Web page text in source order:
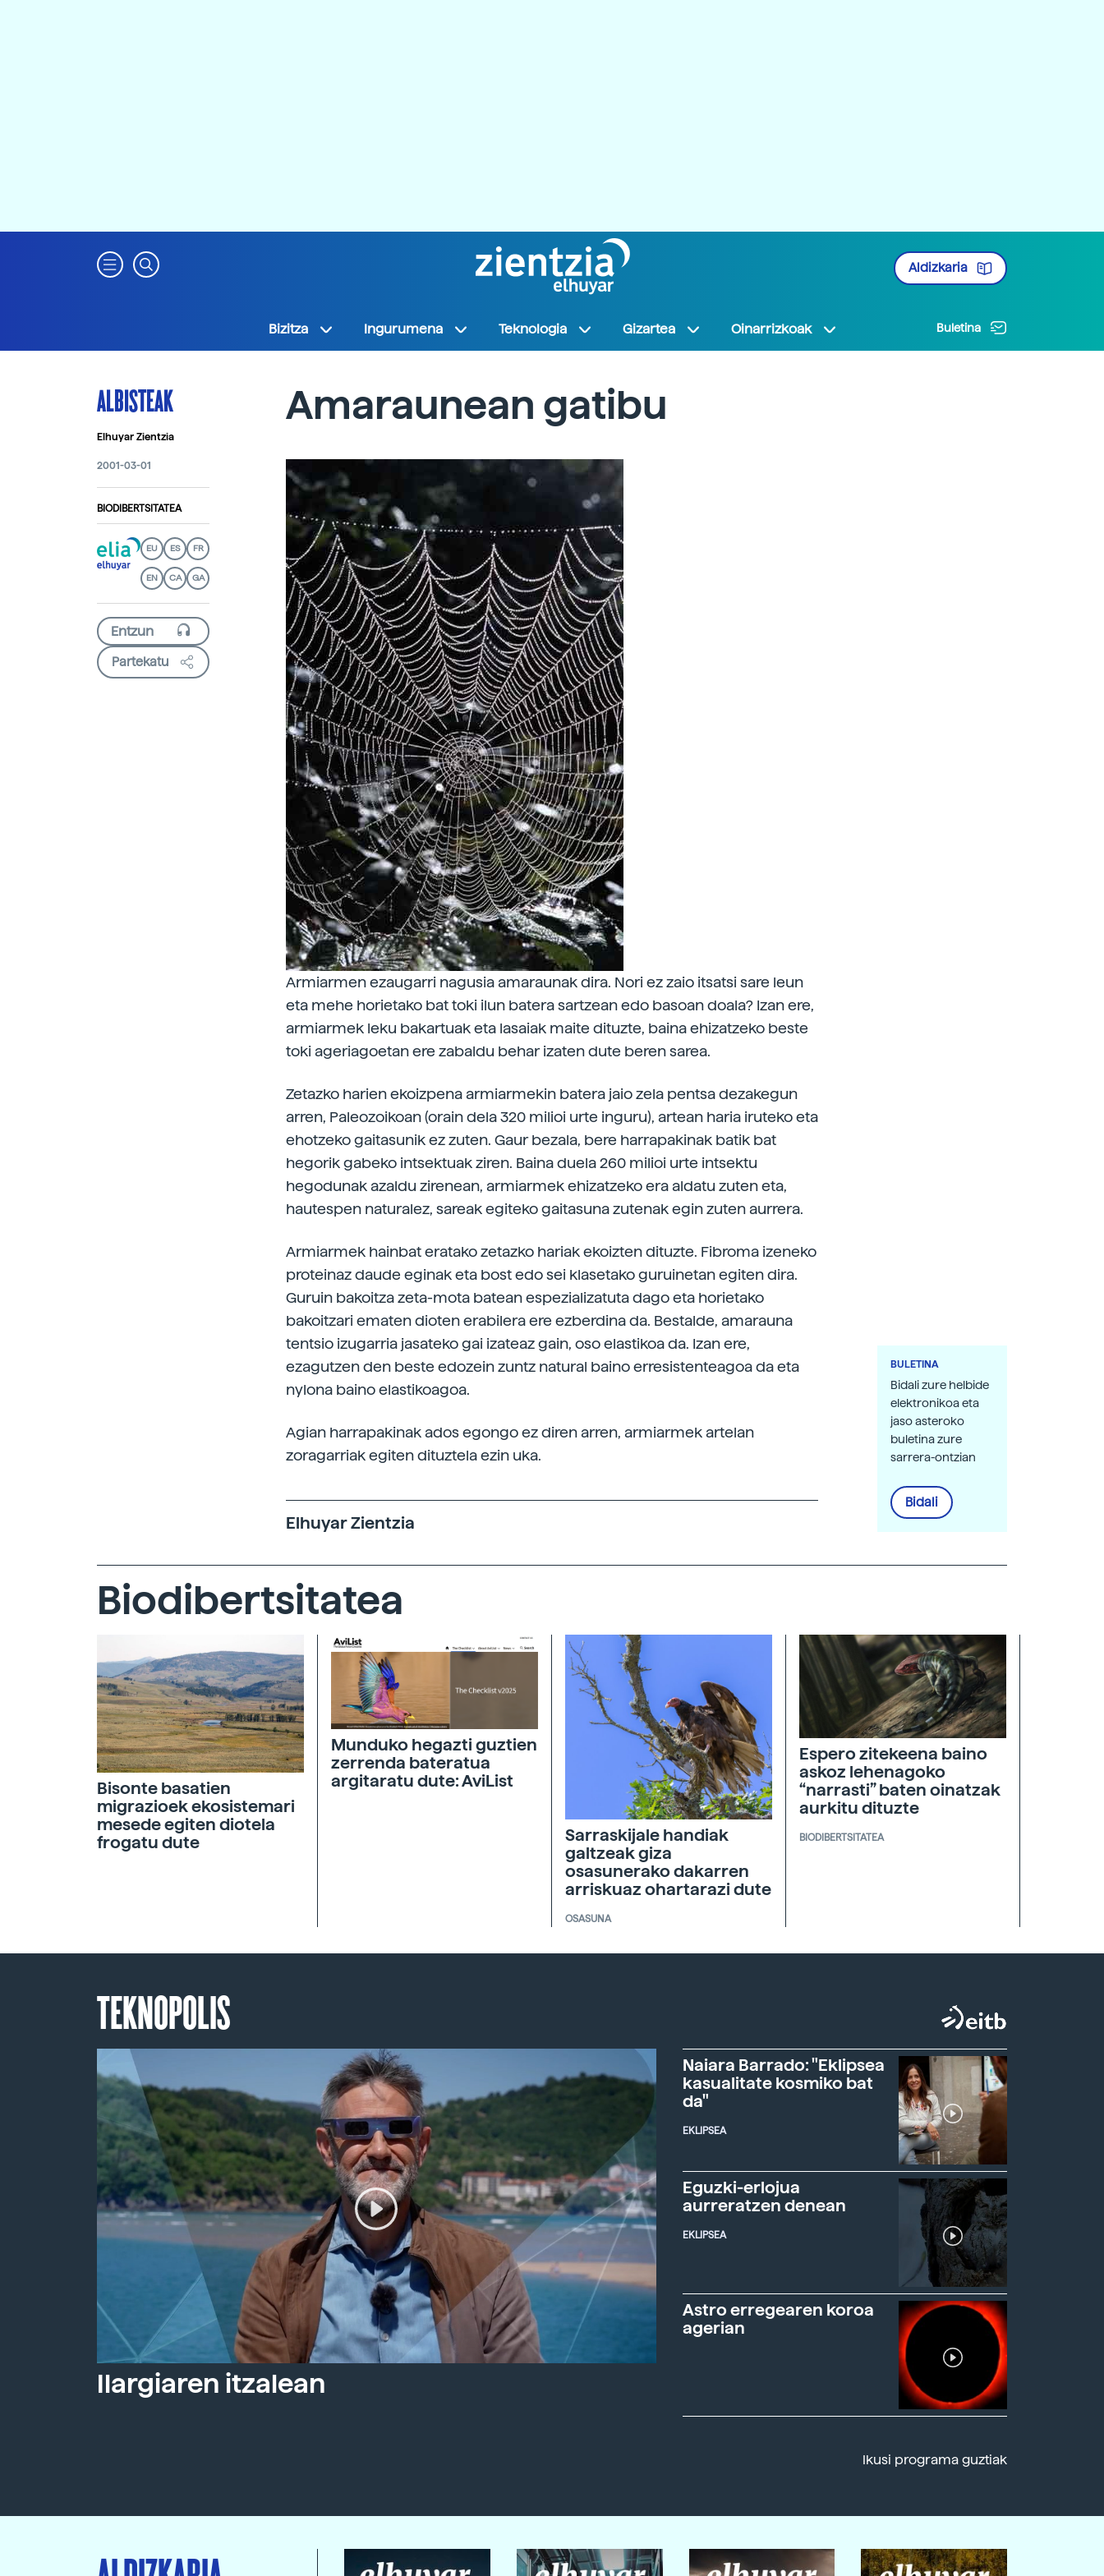
Aldizkaria
Bizitza Ingurumena Teknologia Gizartea Oinarrizkoak Buletina
ALBISTEAK
Elhuyar Zientzia
2001-03-01
BIODIBERTSITATEA
EU ES FR
EN CA GA
Partekatu
Amaraunean gatibu
Armiarmen ezaugarri nagusia amaraunak dira. Nori ez zaio itsatsi sare leun
eta mehe horietako bat toki ilun batera sartzean edo basoan doala? Izan ere,
armiarmek leku bakartuak eta lasaiak maite dituzte, baina ehizatzeko beste
toki ageriagoetan ere zabaldu behar izaten dute beren sarea.
Zetazko harien ekoizpena armiarmekin batera jaio zela pentsa dezakegun
arren, Paleozoikoan (orain dela 320 milioi urte inguru), artean haria iruteko eta
ehotzeko gaitasunik ez zuten. Gaur bezala, bere harrapakinak batik bat
hegorik gabeko intsektuak ziren. Baina duela 260 milioi urte intsektu
hegodunak azaldu zirenean, armiarmek ehizatzeko era aldatu zuten eta,
hautespen naturalez, sareak egiteko gaitasuna zutenak egin zuten aurrera.
Armiarmek hainbat eratako zetazko hariak ekoizten dituzte. Fibroma izeneko
proteinaz daude eginak eta bost edo sei klasetako guruinetan egiten dira.
Guruin bakoitza zeta-mota batean espezializatuta dago eta horietako
bakoitzari ematen dioten erabilera ere ezberdina da. Bestalde, amarauna
tentsio izugarria jasateko gai izateaz gain, oso elastikoa da. Izan ere,
ezagutzen den beste edozein zuntz natural baino erresistenteagoa da eta
nylona baino elastikoagoa.
Agian harrapakinak ados egongo ez diren arren, armiarmek artelan
zoragarriak egiten dituztela ezin uka.
Elhuyar Zientzia
BULETINA
Bidali zure helbide
elektronikoa eta
jaso asteroko
buletina zure
sarrera-ontzian
Bidali
Biodibertsitatea
Bisonte basatien
migrazioek ekosistemari
mesede egiten diotela
frogatu dute
Munduko hegazti guztien
zerrenda bateratua
argitaratu dute: AviList
Sarraskijale handiak
galtzeak giza
osasunerako dakarren
arriskuaz ohartarazi dute
OSASUNA
Espero zitekeena baino
askoz lehenagoko
“narrasti” baten oinatzak
aurkitu dituzte
BIODIBERTSITATEA
TEKNOPOLIS
Ilargiaren itzalean
Naiara Barrado: "Eklipsea
kasualitate kosmiko bat
da"
EKLIPSEA
Eguzki-erlojua
aurreratzen denean
EKLIPSEA
Astro erregearen koroa
agerian
Ikusi programa guztiak